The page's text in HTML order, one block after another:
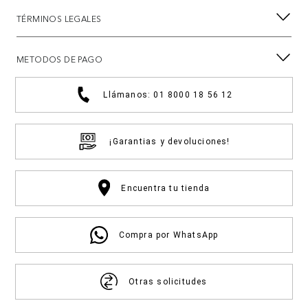
TÉRMINOS LEGALES
METODOS DE PAGO
Llámanos: 01 8000 18 56 12
¡Garantias y devoluciones!
Encuentra tu tienda
Compra por WhatsApp
Otras solicitudes